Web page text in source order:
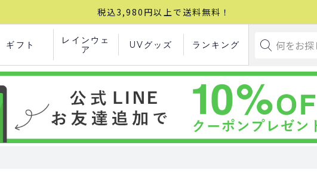
税込3,980円以上で送料無料！
ギフト
レインウェ
ア
UVグッズ ランキング